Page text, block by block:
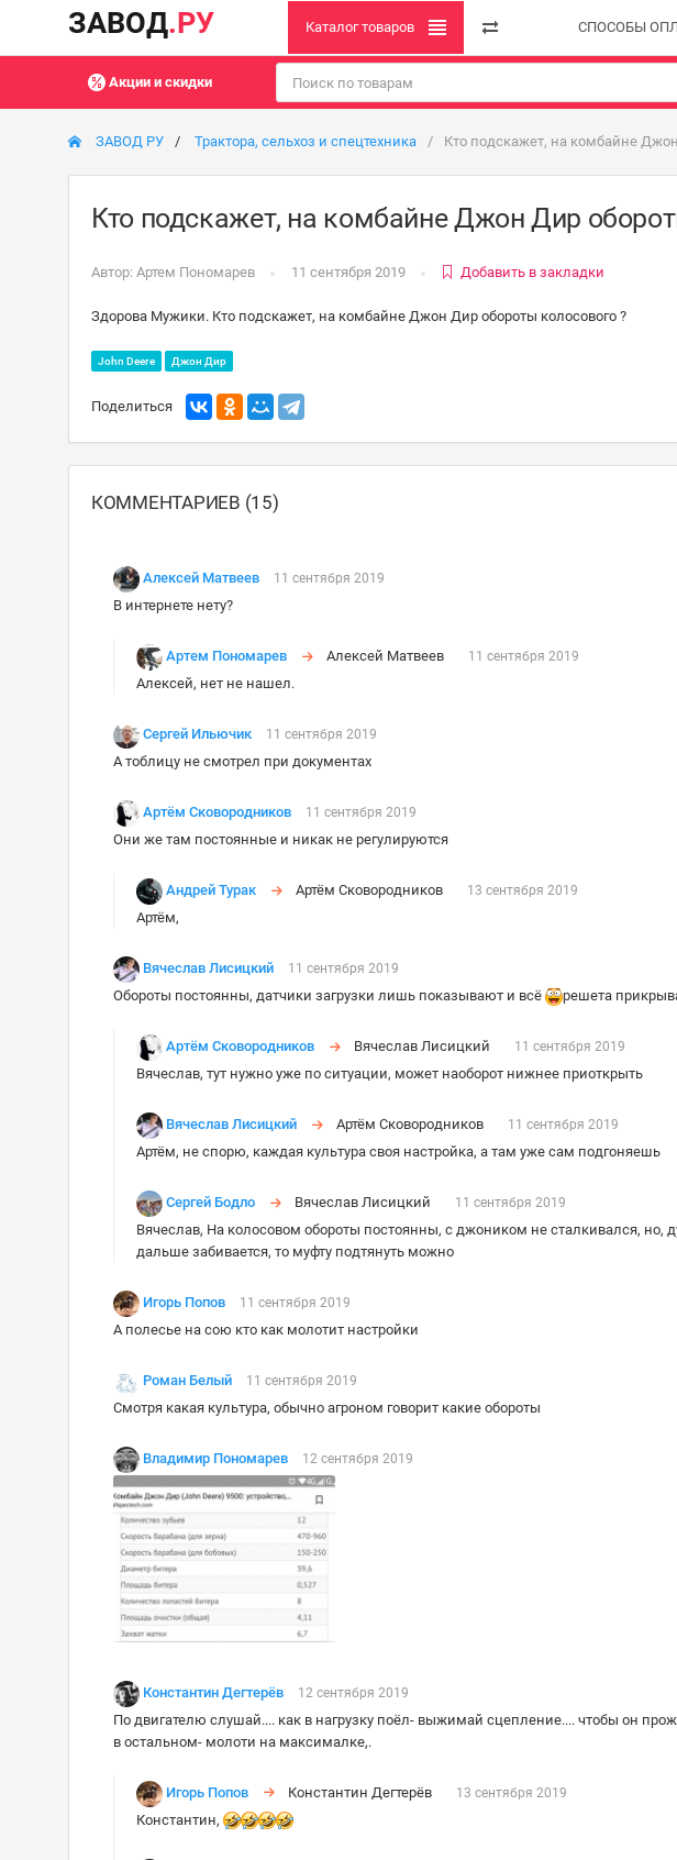
ЗАВОД.РУ Каталог товаров СПОСОБЫ
Акции и скидки
ЗАВОД РУ Трактора, сельхоз и спецтехника Кто подскажет, на комбайне
Кто подскажет, на комбайне Джон Дир
Автор: Артем Пономарев 11 сентября 2019 Добавить в закладки
Здорова Мужики. Кто подскажет, на комбайне Джон Дир обороты колосового ?
John Deere Джон Дир
Поделиться
КОММЕНТАРИЕВ (15)
Алексей Матвеев 11 сентября 2019
В интернете нету?
Артем Пономарев Алексей Матвеев 11 сентября 2019
Алексей, нет не нашел.
Сергей Ильючик 11 сентября 2019
А тоблицу не смотрел при документах
Артём Сковородников 11 сентября 2019
Они же там постоянные и никак не регулируются
Андрей Турак Артём Сковородников 13 сентября 2019
Артём,
Вячеслав Лисицкий 11 сентября 2019
Обороты постоянны, датчики загрузки лишь показывают и всё решета
Артём Сковородников Вячеслав Лисицкий 11 сентября 2019
Вячеслав, тут нужно уже по ситуации, может наоборот нижнее приоткрыть
Вячеслав Лисицкий Артём Сковородников 11 сентября 2019
Артём, не спорю, каждая культура своя настройка, а там уже сам подгоняешь
Сергей Бодло Вячеслав Лисицкий 11 сентября 2019
Вячеслав, На колосовом обороты постоянны, с джоником не сталкивался, но,
дальше забивается, то муфту подтянуть можно
Игорь Попов 11 сентября 2019
А полесье на сою кто как молотит настройки
Роман Белый 11 сентября 2019
Смотря какая культура, обычно агроном говорит какие обороты
Владимир Пономарев 12 сентября 2019
Константин Дегтерёв 12 сентября 2019
По двигателю слушай.... как в нагрузку поёл- выжимай сцепление.... чтобы он
в остальном- молоти на максималке,.
Игорь Попов Константин Дегтерёв 13 сентября 2019
Константин,